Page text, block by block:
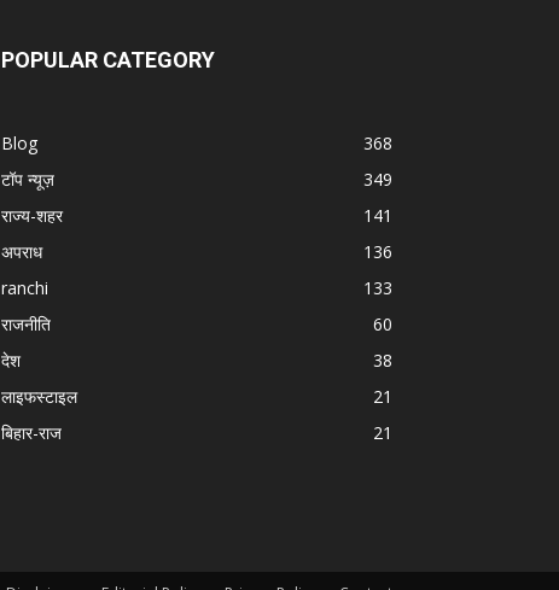
POPULAR CATEGORY
Blog
368
टॉप न्यूज़
349
राज्य-शहर
141
अपराध
136
ranchi
133
राजनीति
60
देश
38
लाइफस्टाइल
21
बिहार-राज
21